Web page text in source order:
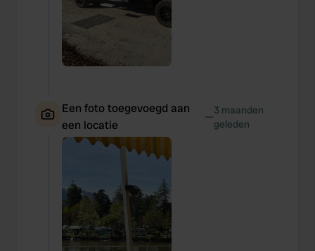
Een foto toegevoegd aan
een locatie
—3 maanden
geleden